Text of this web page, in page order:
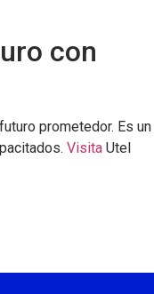
con
prometedor. Es un
Visita Utel